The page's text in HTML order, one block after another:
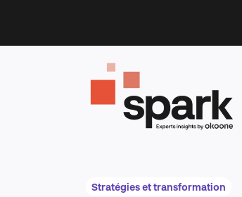
content
Stratégies et transformation